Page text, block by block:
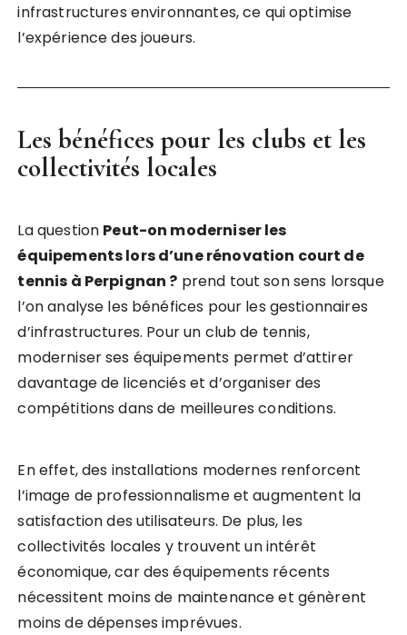
infrastructures environnantes, ce qui optimise
l’expérience des joueurs.
Les bénéfices pour les clubs et les
collectivités locales
La question Peut-on moderniser les
équipements lors d’une rénovation court de
tennis à Perpignan ? prend tout son sens lorsque
l’on analyse les bénéfices pour les gestionnaires
d’infrastructures. Pour un club de tennis,
moderniser ses équipements permet d’attirer
davantage de licenciés et d’organiser des
compétitions dans de meilleures conditions.
En effet, des installations modernes renforcent
l’image de professionnalisme et augmentent la
satisfaction des utilisateurs. De plus, les
collectivités locales y trouvent un intérêt
économique, car des équipements récents
nécessitent moins de maintenance et génèrent
moins de dépenses imprévues.